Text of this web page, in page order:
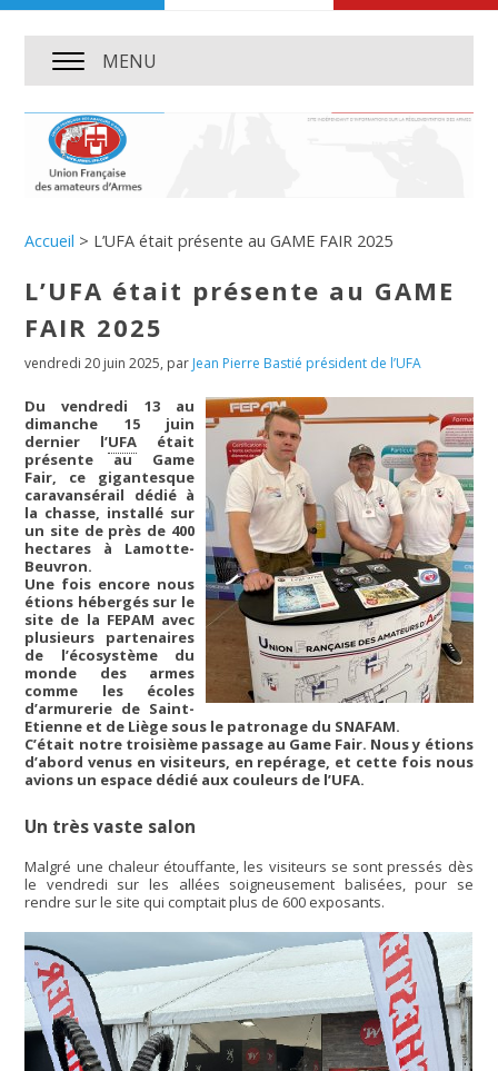
MENU
Accueil > L’UFA était présente au GAME FAIR 2025
L’UFA était présente au GAME
FAIR 2025
vendredi 20 juin 2025, par Jean Pierre Bastié président de l’UFA
Du vendredi 13 au
dimanche 15 juin
dernier l’UFA était
présente au Game
Fair, ce gigantesque
caravansérail dédié à
la chasse, installé sur
un site de près de 400
hectares à Lamotte-
Beuvron.
Une fois encore nous
étions hébergés sur le
site de la FEPAM avec
plusieurs partenaires
de l’écosystème du
monde des armes
comme les écoles
d’armurerie de Saint-
Etienne et de Liège sous le patronage du SNAFAM.
C’était notre troisième passage au Game Fair. Nous y étions
d’abord venus en visiteurs, en repérage, et cette fois nous
avions un espace dédié aux couleurs de l’UFA.
Un très vaste salon
Malgré une chaleur étouffante, les visiteurs se sont pressés dès
le vendredi sur les allées soigneusement balisées, pour se
rendre sur le site qui comptait plus de 600 exposants.